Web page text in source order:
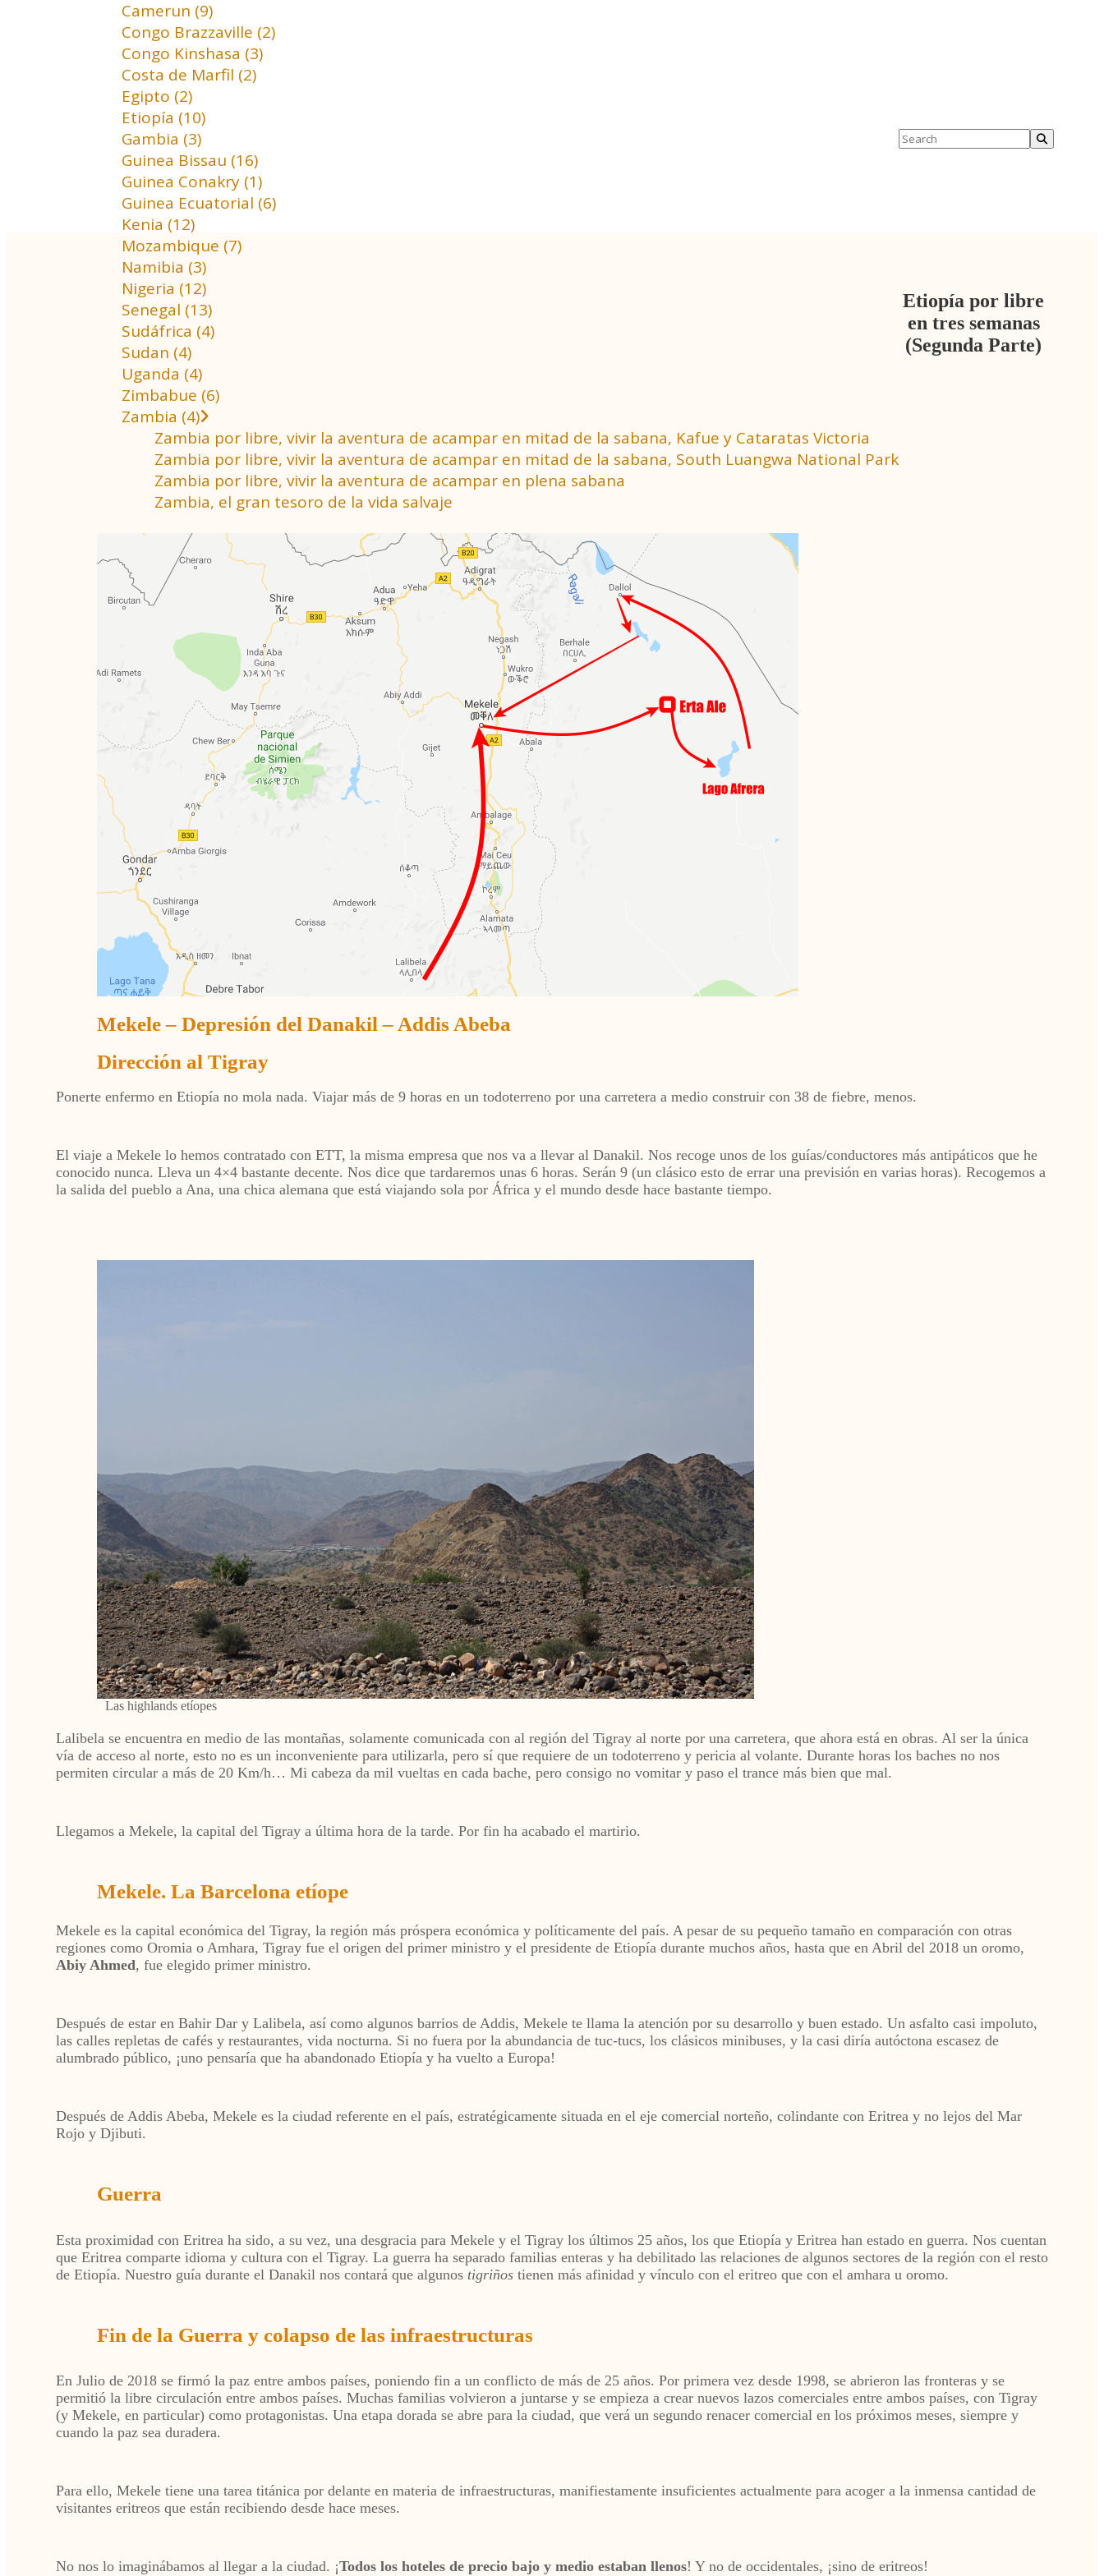
Camerun (9)
Congo Brazzaville (2)
Congo Kinshasa (3)
Costa de Marfil (2)
Egipto (2)
Etiopía (10)
Gambia (3)
Guinea Bissau (16)
Guinea Conakry (1)
Guinea Ecuatorial (6)
Kenia (12)
Mozambique (7)
Namibia (3)
Nigeria (12)
Senegal (13)
Sudáfrica (4)
Sudan (4)
Uganda (4)
Zimbabue (6)
Zambia (4)
Zambia por libre, vivir la aventura de acampar en mitad de la sabana, Kafue y Cataratas Victoria
Zambia por libre, vivir la aventura de acampar en mitad de la sabana, South Luangwa National Park
Zambia por libre, vivir la aventura de acampar en plena sabana
Zambia, el gran tesoro de la vida salvaje
Etiopía por libre
en tres semanas
(Segunda Parte)
Mekele – Depresión del Danakil – Addis Abeba
Dirección al Tigray
Ponerte enfermo en Etiopía no mola nada. Viajar más de 9 horas en un todoterreno por una carretera a medio construir con 38 de fiebre, menos.
El viaje a Mekele lo hemos contratado con ETT, la misma empresa que nos va a llevar al Danakil. Nos recoge unos de los guías/conductores más antipáticos que he
conocido nunca. Lleva un 4×4 bastante decente. Nos dice que tardaremos unas 6 horas. Serán 9 (un clásico esto de errar una previsión en varias horas). Recogemos a
la salida del pueblo a Ana, una chica alemana que está viajando sola por África y el mundo desde hace bastante tiempo.
Las highlands etíopes
Lalibela se encuentra en medio de las montañas, solamente comunicada con al región del Tigray al norte por una carretera, que ahora está en obras. Al ser la única
vía de acceso al norte, esto no es un inconveniente para utilizarla, pero sí que requiere de un todoterreno y pericia al volante. Durante horas los baches no nos
permiten circular a más de 20 Km/h… Mi cabeza da mil vueltas en cada bache, pero consigo no vomitar y paso el trance más bien que mal.
Llegamos a Mekele, la capital del Tigray a última hora de la tarde. Por fin ha acabado el martirio.
Mekele. La Barcelona etíope
Mekele es la capital económica del Tigray, la región más próspera económica y políticamente del país. A pesar de su pequeño tamaño en comparación con otras
regiones como Oromia o Amhara, Tigray fue el origen del primer ministro y el presidente de Etiopía durante muchos años, hasta que en Abril del 2018 un oromo,
Abiy Ahmed, fue elegido primer ministro.
Después de estar en Bahir Dar y Lalibela, así como algunos barrios de Addis, Mekele te llama la atención por su desarrollo y buen estado. Un asfalto casi impoluto,
las calles repletas de cafés y restaurantes, vida nocturna. Si no fuera por la abundancia de tuc-tucs, los clásicos minibuses, y la casi diría autóctona escasez de
alumbrado público, ¡uno pensaría que ha abandonado Etiopía y ha vuelto a Europa!
Después de Addis Abeba, Mekele es la ciudad referente en el país, estratégicamente situada en el eje comercial norteño, colindante con Eritrea y no lejos del Mar
Rojo y Djibuti.
Guerra
Esta proximidad con Eritrea ha sido, a su vez, una desgracia para Mekele y el Tigray los últimos 25 años, los que Etiopía y Eritrea han estado en guerra. Nos cuentan
que Eritrea comparte idioma y cultura con el Tigray. La guerra ha separado familias enteras y ha debilitado las relaciones de algunos sectores de la región con el resto
de Etiopía. Nuestro guía durante el Danakil nos contará que algunos tigriños tienen más afinidad y vínculo con el eritreo que con el amhara u oromo.
Fin de la Guerra y colapso de las infraestructuras
En Julio de 2018 se firmó la paz entre ambos países, poniendo fin a un conflicto de más de 25 años. Por primera vez desde 1998, se abrieron las fronteras y se
permitió la libre circulación entre ambos países. Muchas familias volvieron a juntarse y se empieza a crear nuevos lazos comerciales entre ambos países, con Tigray
(y Mekele, en particular) como protagonistas. Una etapa dorada se abre para la ciudad, que verá un segundo renacer comercial en los próximos meses, siempre y
cuando la paz sea duradera.
Para ello, Mekele tiene una tarea titánica por delante en materia de infraestructuras, manifiestamente insuficientes actualmente para acoger a la inmensa cantidad de
visitantes eritreos que están recibiendo desde hace meses.
No nos lo imaginábamos al llegar a la ciudad. ¡Todos los hoteles de precio bajo y medio estaban llenos! Y no de occidentales, ¡sino de eritreos!